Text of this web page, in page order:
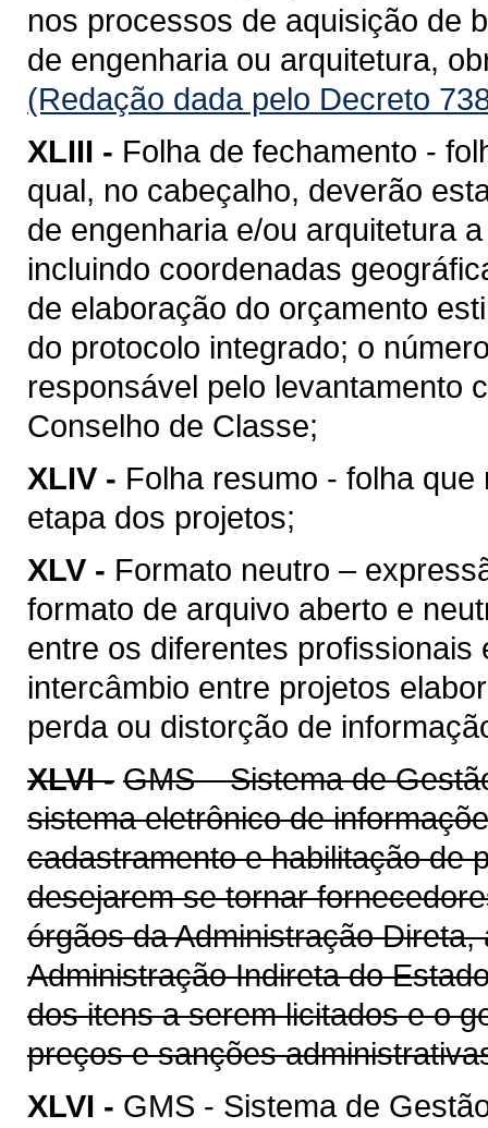
nos processos de aquisição de
de engenharia ou arquitetura,
(Redação dada pelo Decreto
XLIII - Folha de fechamento -
qual, no cabeçalho, deverão
de engenharia e/ou arquitetura
incluindo coordenadas
de elaboração do orçamento
do protocolo integrado; o
responsável pelo levantamento
Conselho de Classe;
XLIV - Folha resumo - folha
etapa dos projetos;
XLV - Formato neutro –
formato de arquivo aberto e
entre os diferentes
intercâmbio entre projetos
perda ou distorção de
XLVI - GMS – Sistema de
sistema eletrônico de
cadastramento e habilitação de
desejarem se tornar
órgãos da Administração
Administração Indireta do
dos itens a serem licitados e o
preços e sanções
XLVI - GMS - Sistema de